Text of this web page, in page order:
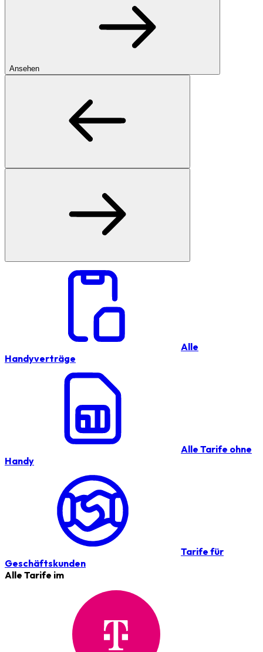
Ansehen
Alle
Handyverträge
Alle Tarife ohne
Handy
Tarife für
Geschäftskunden
Alle Tarife im